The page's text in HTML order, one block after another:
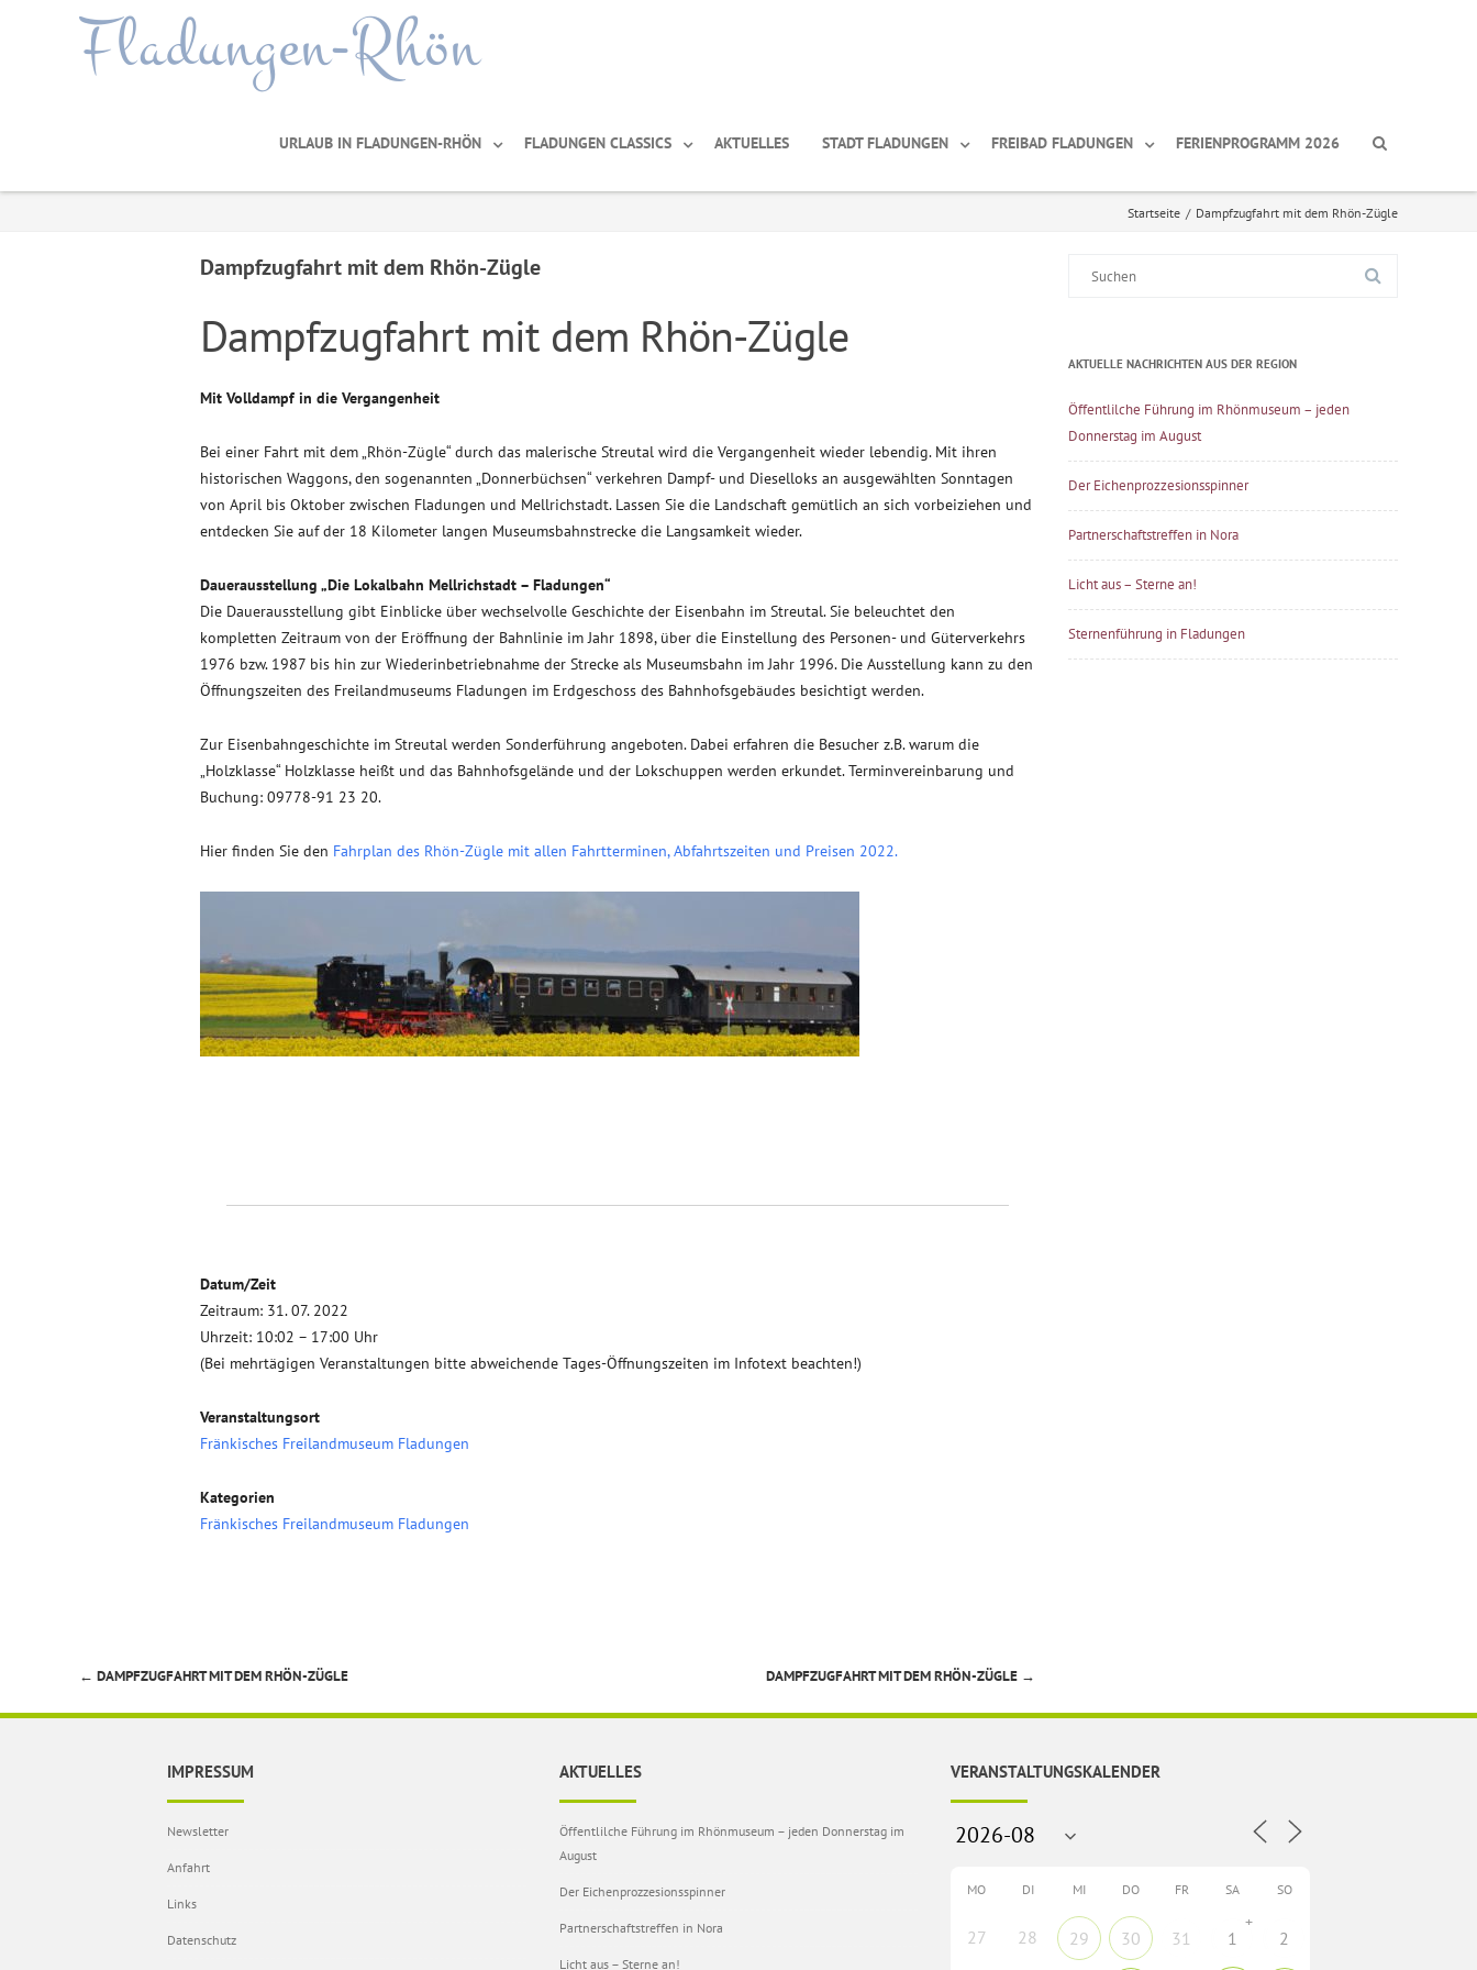
Fladungen-Rhön
URLAUB IN FLADUNGEN-RHÖN FLADUNGEN CLASSICS AKTUELLES STADT FLADUNGEN FREIBAD FLADUNGEN FERIENPROGRAMM 2026
Startseite / Dampfzugfahrt mit dem Rhön-Zügle
Dampfzugfahrt mit dem Rhön-Zügle
Dampfzugfahrt mit dem Rhön-Zügle
Mit Volldampf in die Vergangenheit
Bei einer Fahrt mit dem „Rhön-Zügle“ durch das malerische Streutal wird die Vergangenheit wieder lebendig. Mit ihren
historischen Waggons, den sogenannten „Donnerbüchsen“ verkehren Dampf- und Dieselloks an ausgewählten Sonntagen
von April bis Oktober zwischen Fladungen und Mellrichstadt. Lassen Sie die Landschaft gemütlich an sich vorbeiziehen und
entdecken Sie auf der 18 Kilometer langen Museumsbahnstrecke die Langsamkeit wieder.
Dauerausstellung „Die Lokalbahn Mellrichstadt – Fladungen“
Die Dauerausstellung gibt Einblicke über wechselvolle Geschichte der Eisenbahn im Streutal. Sie beleuchtet den
kompletten Zeitraum von der Eröffnung der Bahnlinie im Jahr 1898, über die Einstellung des Personen- und Güterverkehrs
1976 bzw. 1987 bis hin zur Wiederinbetriebnahme der Strecke als Museumsbahn im Jahr 1996. Die Ausstellung kann zu den
Öffnungszeiten des Freilandmuseums Fladungen im Erdgeschoss des Bahnhofsgebäudes besichtigt werden.
Zur Eisenbahngeschichte im Streutal werden Sonderführung angeboten. Dabei erfahren die Besucher z.B. warum die
„Holzklasse“ Holzklasse heißt und das Bahnhofsgelände und der Lokschuppen werden erkundet. Terminvereinbarung und
Buchung: 09778-91 23 20.
Hier finden Sie den Fahrplan des Rhön-Zügle mit allen Fahrtterminen, Abfahrtszeiten und Preisen 2022.
Datum/Zeit
Zeitraum: 31. 07. 2022
Uhrzeit: 10:02 – 17:00 Uhr
(Bei mehrtägigen Veranstaltungen bitte abweichende Tages-Öffnungszeiten im Infotext beachten!)
Veranstaltungsort
Fränkisches Freilandmuseum Fladungen
Kategorien
Fränkisches Freilandmuseum Fladungen
Beitragsnavigation
← DAMPFZUGFAHRT MIT DEM RHÖN-ZÜGLE DAMPFZUGFAHRT MIT DEM RHÖN-ZÜGLE →
AKTUELLE NACHRICHTEN AUS DER REGION
Öffentlilche Führung im Rhönmuseum – jeden
Donnerstag im August
Der Eichenprozzesionsspinner
Partnerschaftstreffen in Nora
Licht aus – Sterne an!
Sternenführung in Fladungen
IMPRESSUM
Newsletter
Anfahrt
Links
Datenschutz
AKTUELLES
Öffentlilche Führung im Rhönmuseum – jeden Donnerstag im
August
Der Eichenprozzesionsspinner
Partnerschaftstreffen in Nora
Licht aus – Sterne an!
VERANSTALTUNGSKALENDER
MO DI MI DO FR SA SO
27 28 29 30 31 1
+
2